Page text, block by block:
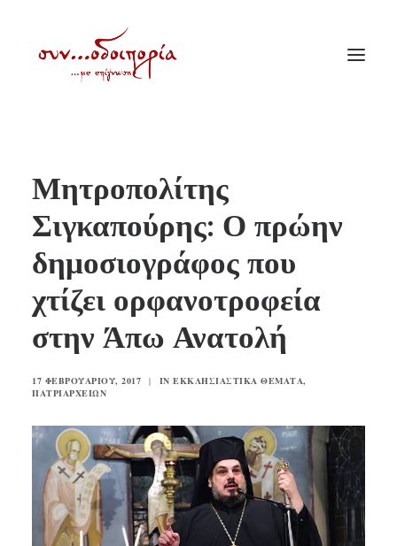
ΘΕΜΑΤΟΛΟΓΙΑ
ΑΝΑΚΟΙΝΩΣΕΙΣ
ΕΝΟΡΙΑ ΕΝ ΔΡΑΣΕΙ
ΕΥΑΓΓΕΛΙΣΤΡΙΑ ΠΕΙΡΑΙΏΣ
VIDEO
ΠΑΛΑΙΑ ΣΥΝΟΔΟΙΠΟΡΙΑ
ΕΠΙΚΟΙΝΩΝΙΑ
SEARCH
Μητροπολίτης
Σιγκαπούρης: Ο πρώην
δημοσιογράφος που
χτίζει ορφανοτροφεία
στην Άπω Ανατολή
17 ΦΕΒΡΟΥΑΡΊΟΥ, 2017 | IN ΕΚΚΛΗΣΙΑΣΤΙΚΆ ΘΈΜΑΤΑ,
ΠΑΤΡΙΑΡΧΕΊΩΝ